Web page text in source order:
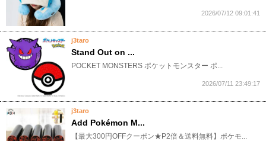
2026/07/12 09:01:41
j3taro
Stand Out on ...
​POCKET MONSTERS ポケットモンスター ポ...
2026/07/11 23:49:17
j3taro
Add Pokémon M...
​【最大300円OFFクーポン★P2倍＆送料無料】ポケモ...